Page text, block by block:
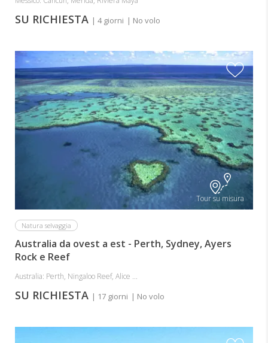
SU RICHIESTA | 4 giorni | No volo
Tour su misura
Natura selvaggia
Australia da ovest a est - Perth, Sydney, Ayers
Rock e Reef
Australia: Perth, Ningaloo Reef, Alice ...
SU RICHIESTA | 17 giorni | No volo